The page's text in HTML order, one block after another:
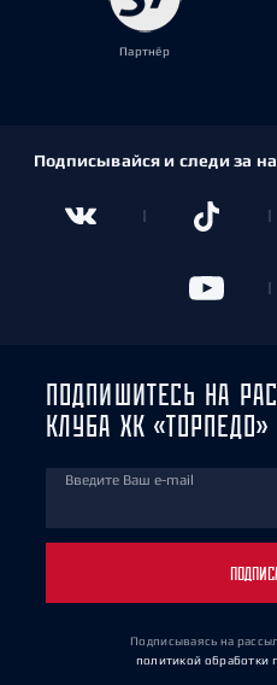
Партнёр
Подписывайся и следи за
ПОДПИШИТЕСЬ НА
КЛУБА ХК «ТОРПЕДО»
Введите Ваш e-mail
Подписываясь на
политикой обработки